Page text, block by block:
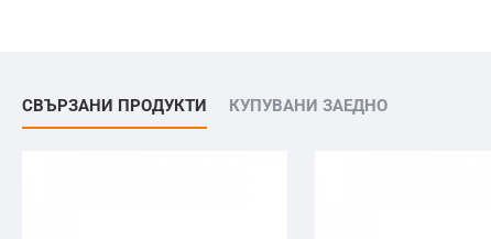
СВЪРЗАНИ ПРОДУКТИ КУПУВАНИ ЗАЕДНО